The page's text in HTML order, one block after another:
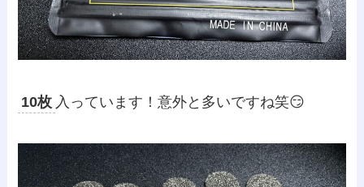
10枚 入っています！意外と多いですね笑😏